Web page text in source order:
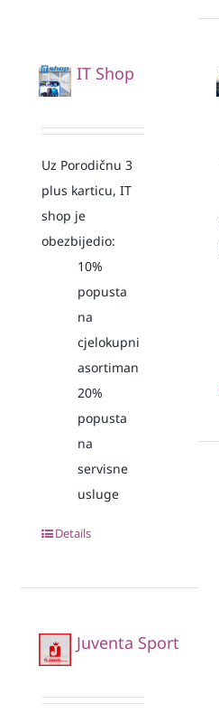
IT Shop
Uz Porodičnu 3
plus karticu, IT
shop je
obezbijedio:
10%
popusta
na
cjelokupni
asortiman
20%
popusta
na
servisne
usluge
Details
Juventa Sport